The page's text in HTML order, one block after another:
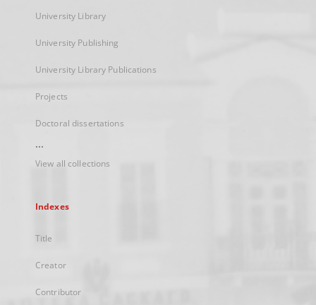
University Library
University Publishing
University Library Publications
Projects
Doctoral dissertations
...
View all collections
Indexes
Title
Creator
Contributor